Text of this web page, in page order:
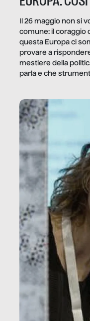
Il 26 maggio non si
comune: il coraggio
questa Europa ci
provare a
mestiere della
parla e che